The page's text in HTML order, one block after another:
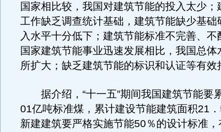
国家相比较，我国对建筑节能的投入太少；
工作缺乏调查统计基础，建筑节能缺少基础
入水平十分低下；建筑节能标准不完善、不
国家建筑节能事业迅速发展相比，我国总体
所扩大；缺乏建筑节能的标识和认证等有效
据介绍，“十一五”期间我国建筑节能要
01亿吨标准煤，累计建设节能建筑面积21
新建建筑要严格实施节能50％的设计标准